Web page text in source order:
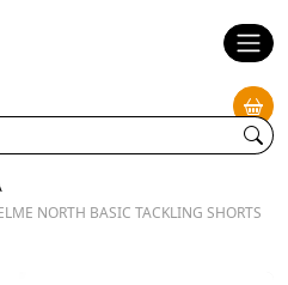
NORTH BASIC TACKLING SHORTS